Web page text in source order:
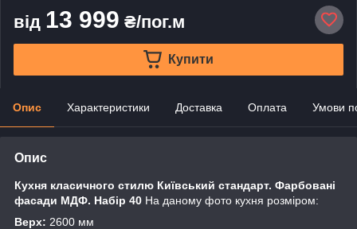
від 13 999 ₴/пог.м
Купити
Опис Характеристики Доставка Оплата Умови
Опис
Кухня класичного стилю Київський стандарт. Фарбовані
фасади МДФ. Набір 40 На даному фото кухня розміром:
Верх: 2600 мм